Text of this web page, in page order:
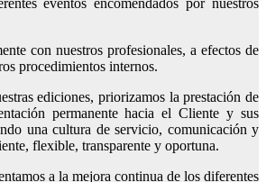
eventos encomendados por nuestros
con nuestros profesionales, a efectos de
procedimientos internos.
ediciones, priorizamos la prestación de
permanente hacia el Cliente y sus
una cultura de servicio, comunicación y
flexible, transparente y oportuna.
a la mejora continua de los diferentes